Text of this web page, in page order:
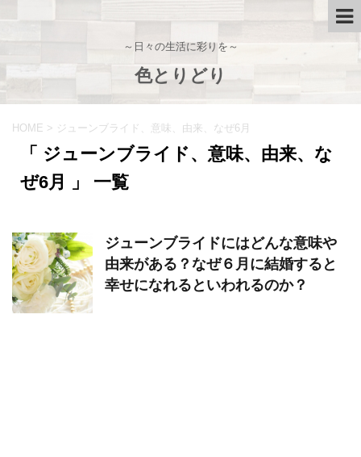
～日々の生活に彩りを～
色とりどり
HOME > ジューンブライド、意味、由来、なぜ6月
「 ジューンブライド、意味、由来、な
ぜ6月 」 一覧
ジューンブライドにはどんな意味や
由来がある？なぜ６月に結婚すると
幸せになれるといわれるのか？